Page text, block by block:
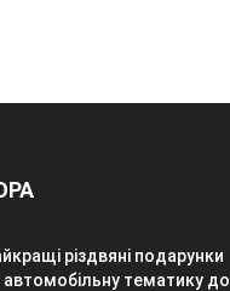
різдвяні подарунки
автомобільну тематику до